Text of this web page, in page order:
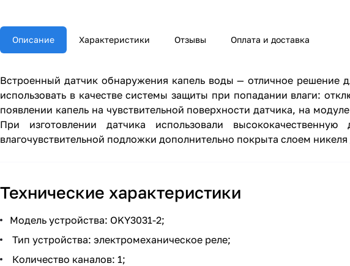
Описание Характеристики Отзывы Оплата и доставка
Встроенный датчик обнаружения капель воды — отличное решение
использовать в качестве системы защиты при попадании влаги:
появлении капель на чувствительной поверхности датчика, на
При изготовлении датчика использовали
влагочувствительной подложки дополнительно покрыта слоем
Технические характеристики
Модель устройства: OKY3031-2;
Тип устройства: электромеханическое реле;
Количество каналов: 1;